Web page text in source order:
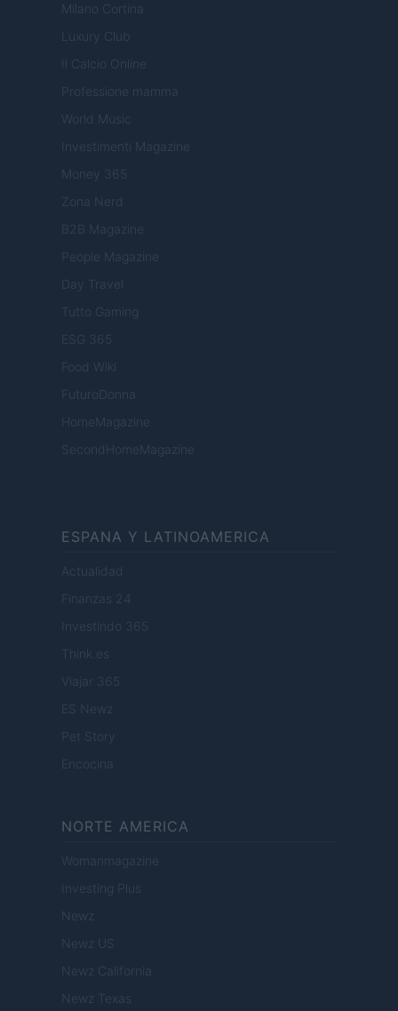
Milano Cortina
Luxury Club
Il Calcio Online
Professione mamma
World Music
Investimenti Magazine
Money 365
Zona Nerd
B2B Magazine
People Magazine
Day Travel
Tutto Gaming
ESG 365
Food Wiki
FuturoDonna
HomeMagazine
SecondHomeMagazine
ESPANA Y LATINOAMERICA
Actualidad
Finanzas 24
Investindo 365
Think.es
Viajar 365
ES Newz
Pet Story
Encocina
NORTE AMERICA
Womanmagazine
Investing Plus
Newz
Newz US
Newz California
Newz Texas